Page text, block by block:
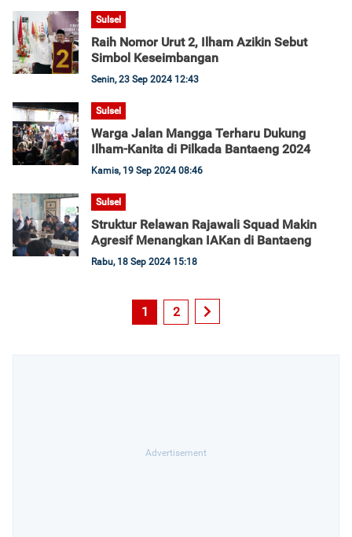
Sulsel
Raih Nomor Urut 2, Ilham Azikin Sebut
Simbol Keseimbangan
Senin, 23 Sep 2024 12:43
Sulsel
Warga Jalan Mangga Terharu Dukung
Ilham-Kanita di Pilkada Bantaeng 2024
Kamis, 19 Sep 2024 08:46
Sulsel
Struktur Relawan Rajawali Squad Makin
Agresif Menangkan IAKan di Bantaeng
Rabu, 18 Sep 2024 15:18
1 2